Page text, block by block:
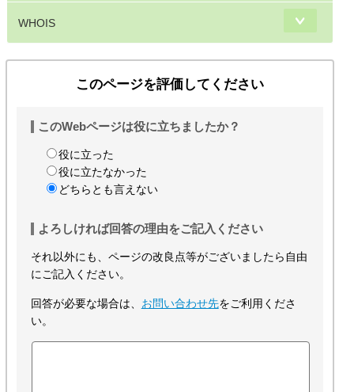
WHOIS
このページを評価してください
このWebページは役に立ちましたか？
役に立った
役に立たなかった
どちらとも言えない
よろしければ回答の理由をご記入ください
それ以外にも、ページの改良点等がございましたら自由
にご記入ください。
回答が必要な場合は、 お問い合わせ先をご利用くださ
い。